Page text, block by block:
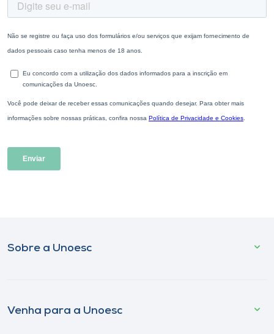
Sobre a Unoesc
Venha para a Unoesc